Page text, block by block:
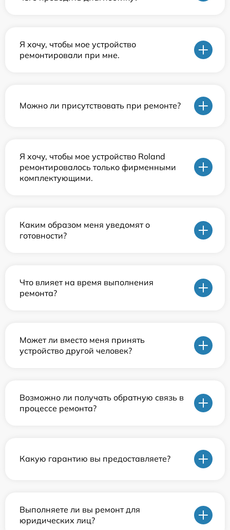
Я хочу, чтобы мое устройство
ремонтировали при мне.
Можно ли присутствовать при ремонте?
Я хочу, чтобы мое устройство Roland
ремонтировалось только фирменными
комплектующими.
Каким образом меня уведомят о
готовности?
Что влияет на время выполнения
ремонта?
Может ли вместо меня принять
устройство другой человек?
Возможно ли получать обратную связь в
процессе ремонта?
Какую гарантию вы предоставляете?
Выполняете ли вы ремонт для
юридических лиц?